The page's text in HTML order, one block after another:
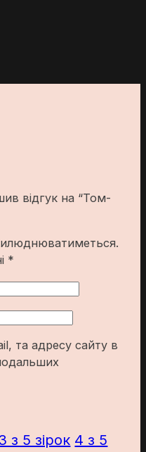
відгук на “Том-
*
та адресу сайту в
з 5 зірок 4 з 5